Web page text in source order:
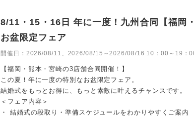
8/11・15・16日 年に一度！九州合同【福岡
お盆限定フェア
開催日： 2026/08/11、2026/08/15～2026/08/16 10：00～19：
【福岡・熊本・宮崎の3店舗合同開催！】
この夏！年に一度の特別なお盆限定フェア。
結婚式をもっとお得に、もっと素敵に叶えるチャンスです。
＜フェア内容＞
・ 結婚式の段取り・準備スケジュールをわかりやすくご案内